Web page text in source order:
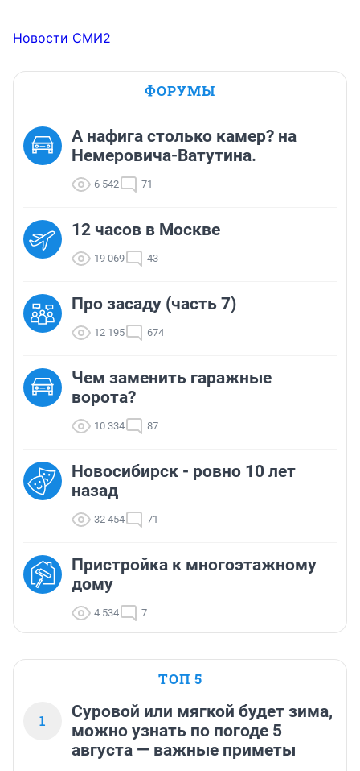
Новости СМИ2
ФОРУМЫ
А нафига столько камер? на
Немеровича-Ватутина.
6 542 71
12 часов в Москве
19 069 43
Про засаду (часть 7)
12 195 674
Чем заменить гаражные
ворота?
10 334 87
Новосибирск - ровно 10 лет
назад
32 454 71
Пристройка к многоэтажному
дому
4 534 7
ТОП 5
1
Суровой или мягкой будет зима,
можно узнать по погоде 5
августа — важные приметы